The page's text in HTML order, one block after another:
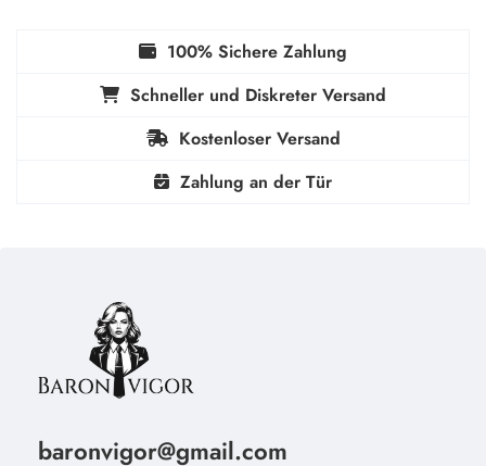
100% Sichere Zahlung
Schneller und Diskreter Versand
Kostenloser Versand
Zahlung an der Tür
baronvigor@gmail.com